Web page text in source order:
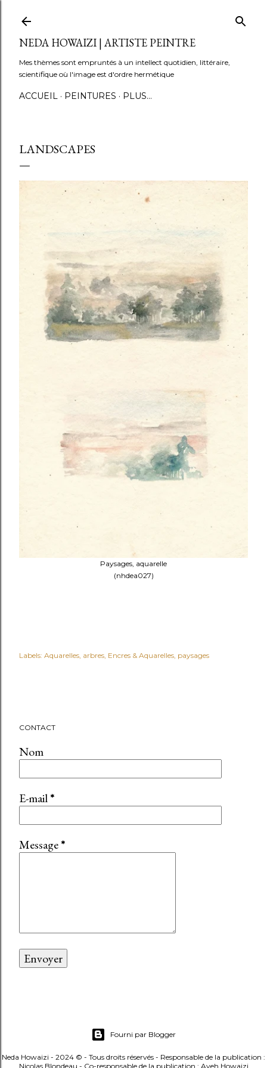
NEDA HOWAIZI | ARTISTE PEINTRE
Mes thèmes sont empruntés à un intellect quotidien, littéraire,
scientifique où l'image est d'ordre hermétique
ACCUEIL PEINTURES PLUS…
LANDSCAPES
Paysages, aquarelle
(nhdea027)
Labels: Aquarelles arbres Encres & Aquarelles paysages
CONTACT
Nom
E-mail*
Message*
Fourni par Blogger
Neda Howaizi - 2024 © - Tous droits réservés - Responsable de la publication :
Nicolas Blondeau - Co-responsable de la publication : Ayeh Howaizi